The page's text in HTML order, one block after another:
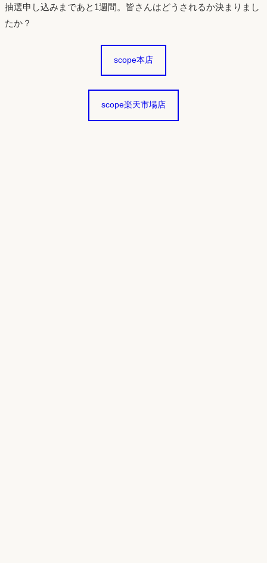
抽選申し込みまであと1週間。皆さんはどうされるか決まりまし
たか？
scope本店
scope楽天市場店